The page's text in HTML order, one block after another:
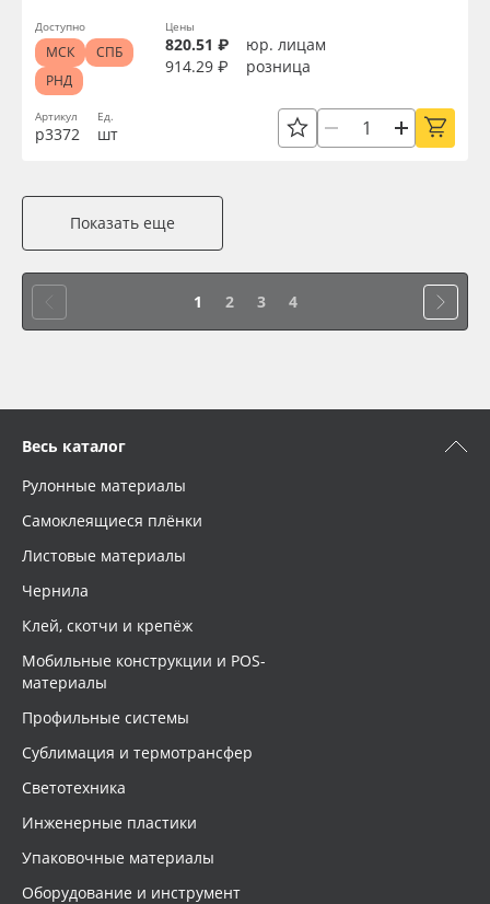
Артикул
р3372
Ед.
шт
Цены
820.51 ₽
юр. лицам
914.29 ₽
розница
Доступно
МСК
СПБ
РНД
Показать еще
1 2 3 4
Весь каталог
Рулонные материалы
Самоклеящиеся плёнки
Листовые материалы
Чернила
Клей, скотчи и крепёж
Мобильные конструкции и POS-
материалы
Профильные системы
Сублимация и термотрансфер
Светотехника
Инженерные пластики
Упаковочные материалы
Оборудование и инструмент